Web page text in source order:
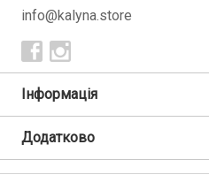
info@kalyna.store
Інформація
Додатково